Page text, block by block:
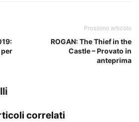
Prossimo articolo
ROGAN: The Thief in the
Castle – Provato in
anteprima
correlati